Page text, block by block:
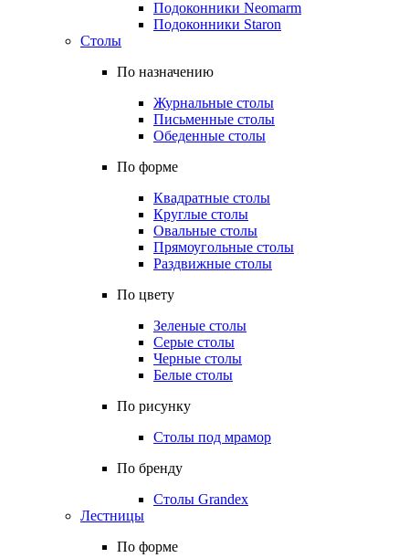
Подоконники Neomarm
Подоконники Staron
Столы
По назначению
Журнальные столы
Письменные столы
Обеденные столы
По форме
Квадратные столы
Круглые столы
Овальные столы
Прямоугольные столы
Раздвижные столы
По цвету
Зеленые столы
Серые столы
Черные столы
Белые столы
По рисунку
Столы под мрамор
По бренду
Столы Grandex
Лестницы
По форме